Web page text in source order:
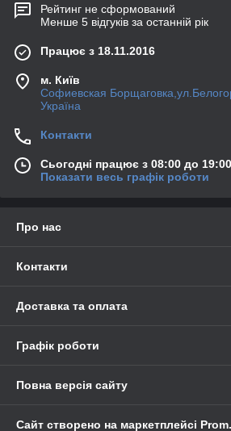
Рейтинг не сформований
Менше 5 відгуків за останній рік
Працює з 18.11.2016
м. Київ
Софиевская
Україна
Контакти
Сьогодні працює з 08:00 до 19:00
Показати весь графік роботи
Про нас
Контакти
Доставка та оплата
Графік роботи
Повна версія сайту
Сайт створено на маркетплейсі